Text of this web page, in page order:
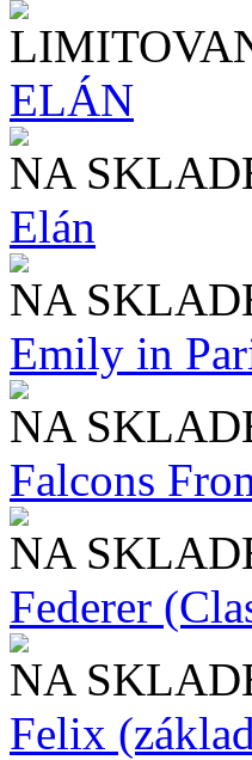
ELÁN
NA
Elán
NA
Emily in
NA
Falcons
NA
Federer
NA
Felix